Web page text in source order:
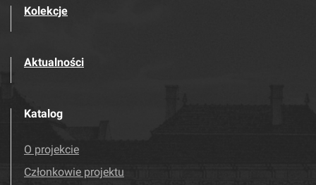
Kolekcje
Aktualności
Katalog
O projekcie
Członkowie projektu